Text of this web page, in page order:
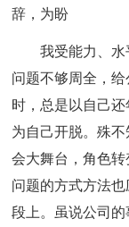
辞，为盼
我受能力、
问题不够周全，
时，总是以自己
为自己开脱。殊
会大舞台，角色
问题的方式方法
段上。虽说公司